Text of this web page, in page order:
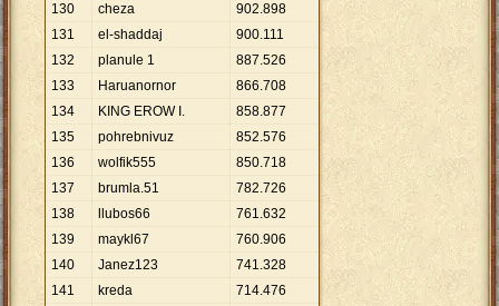
130
cheza 902.898
131
el-shaddaj 900.111
132
planule 1 887.526
133
Haruanornor 866.708
134
KING EROW I. 858.877
135
pohrebnivuz 852.576
136
wolfik555 850.718
137
brumla.51 782.726
138
llubos66 761.632
139
maykl67 760.906
140
Janez123 741.328
141
kreda 714.476